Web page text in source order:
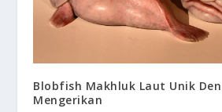
Blobfish Makhluk Laut Unik
Mengerikan